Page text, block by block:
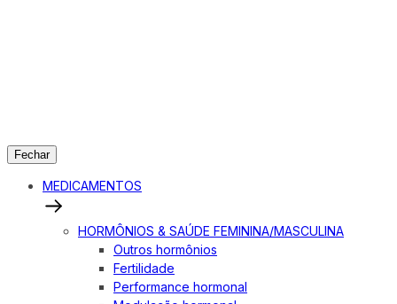
Fechar
MEDICAMENTOS
HORMÔNIOS & SAÚDE FEMININA/MASCULINA
Outros hormônios
Fertilidade
Performance hormonal